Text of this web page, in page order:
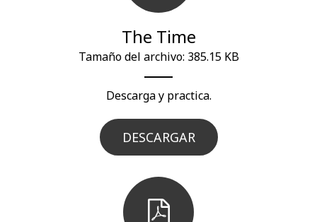
The Time
Tamaño del archivo: 385.15 KB
Descarga y practica.
DESCARGAR